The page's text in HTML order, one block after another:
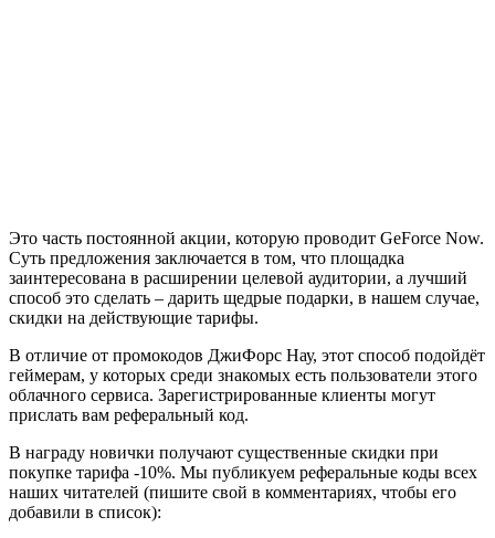
Это часть постоянной акции, которую проводит GeForce Now.
Суть предложения заключается в том, что площадка
заинтересована в расширении целевой аудитории, а лучший
способ это сделать – дарить щедрые подарки, в нашем случае,
скидки на действующие тарифы.
В отличие от промокодов ДжиФорс Нау, этот способ подойдёт
геймерам, у которых среди знакомых есть пользователи этого
облачного сервиса. Зарегистрированные клиенты могут
прислать вам реферальный код.
В награду новички получают существенные скидки при
покупке тарифа -10%. Мы публикуем реферальные коды всех
наших читателей (пишите свой в комментариях, чтобы его
добавили в список):